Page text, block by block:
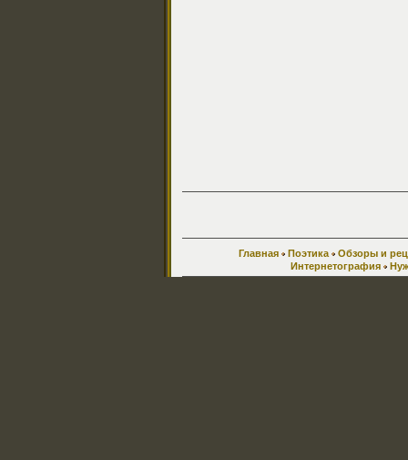
Главная Поэтика Обзоры и
Интернетография